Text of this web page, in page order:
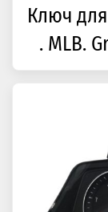
Ключ
. MLB.